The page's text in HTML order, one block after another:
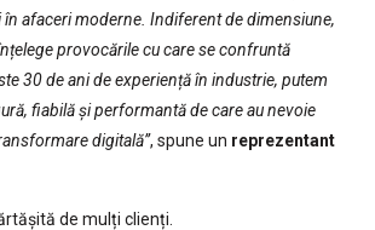
în afaceri moderne. Indiferent de dimensiune,
provocările cu care se confruntă
30 de ani de experiență în industrie, putem
fiabilă și performantă de care au nevoie
digitală”, spune un reprezentant
de mulți clienți.